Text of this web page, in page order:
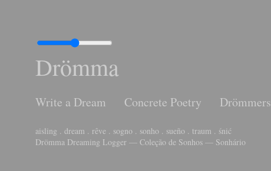
Drömma
Write a Dream Concrete Poetry Drömmers
aisling . dream . rêve . sogno . sonho . sueño . traum . śnić
Drömma Dreaming Logger — Coleção de Sonhos — Sonhário